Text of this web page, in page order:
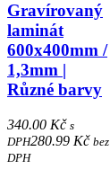
Gravírovaný
laminát
600x400mm /
1,3mm |
Různé barvy
340.00 Kč s
DPH280.99 Kč bez
DPH